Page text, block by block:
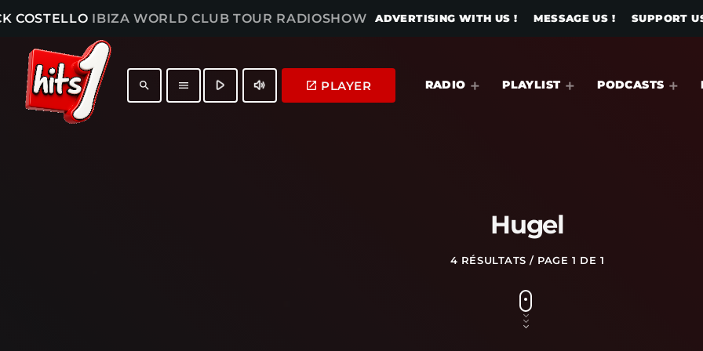
COSTELLO IBIZA WORLD CLUB TOUR RADIOSHOW ADVERTISING WITH US ! MESSAGE US ! SUPPORT
RADIO PLAYLIST PODCASTS
search menu play_arrow volume_up launch PLAYER
Hugel
4 RÉSULTATS / PAGE 1 DE 1